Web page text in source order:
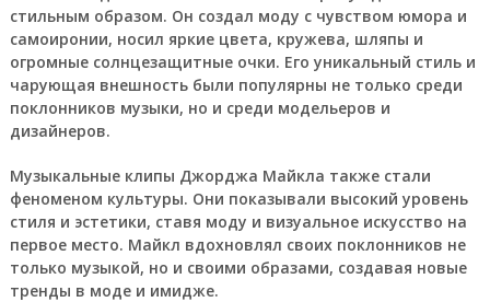
стильным образом. Он создал моду с чувством юмора и
самоиронии, носил яркие цвета, кружева, шляпы и
огромные солнцезащитные очки. Его уникальный стиль и
чарующая внешность были популярны не только среди
поклонников музыки, но и среди модельеров и
дизайнеров.
Музыкальные клипы Джорджа Майкла также стали
феноменом культуры. Они показывали высокий уровень
стиля и эстетики, ставя моду и визуальное искусство на
первое место. Майкл вдохновлял своих поклонников не
только музыкой, но и своими образами, создавая новые
тренды в моде и имидже.